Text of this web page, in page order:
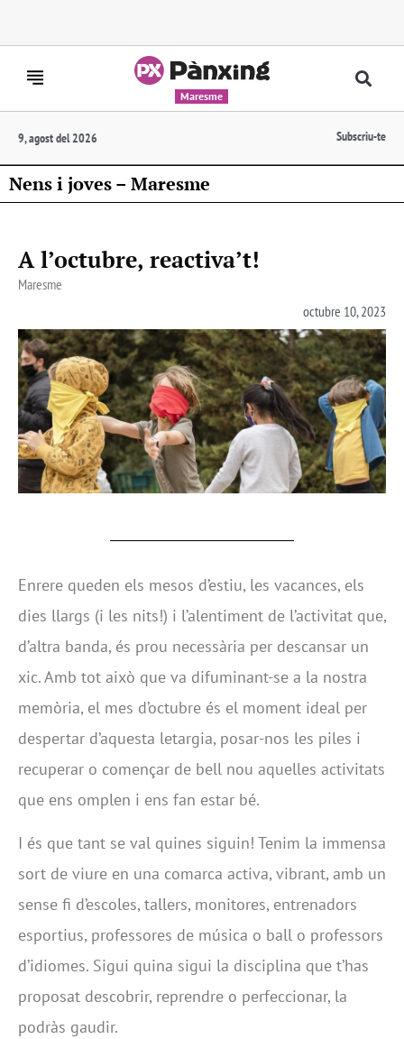
Maresme
9, agost del 2026 Subscriu-te
Nens i joves – Maresme
A l’octubre, reactiva’t!
Maresme
octubre 10, 2023
Enrere queden els mesos d’estiu, les vacances, els
dies llargs (i les nits!) i l’alentiment de l’activitat que,
d’altra banda, és prou necessària per descansar un
xic. Amb tot això que va difuminant-se a la nostra
memòria, el mes d’octubre és el moment ideal per
despertar d’aquesta letargia, posar-nos les piles i
recuperar o començar de bell nou aquelles activitats
que ens omplen i ens fan estar bé.
I és que tant se val quines siguin! Tenim la immensa
sort de viure en una comarca activa, vibrant, amb un
sense fi d’escoles, tallers, monitores, entrenadors
esportius, professores de música o ball o professors
d’idiomes. Sigui quina sigui la disciplina que t’has
proposat descobrir, reprendre o perfeccionar, la
podràs gaudir.